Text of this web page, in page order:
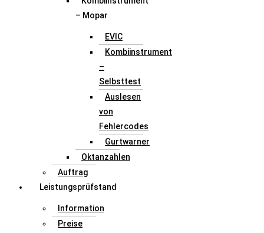
– Mopar
EVIC
Kombiinstrument
–
Selbsttest
Auslesen
von
Fehlercodes
Gurtwarner
Oktanzahlen
Auftrag
Leistungsprüfstand
Information
Preise